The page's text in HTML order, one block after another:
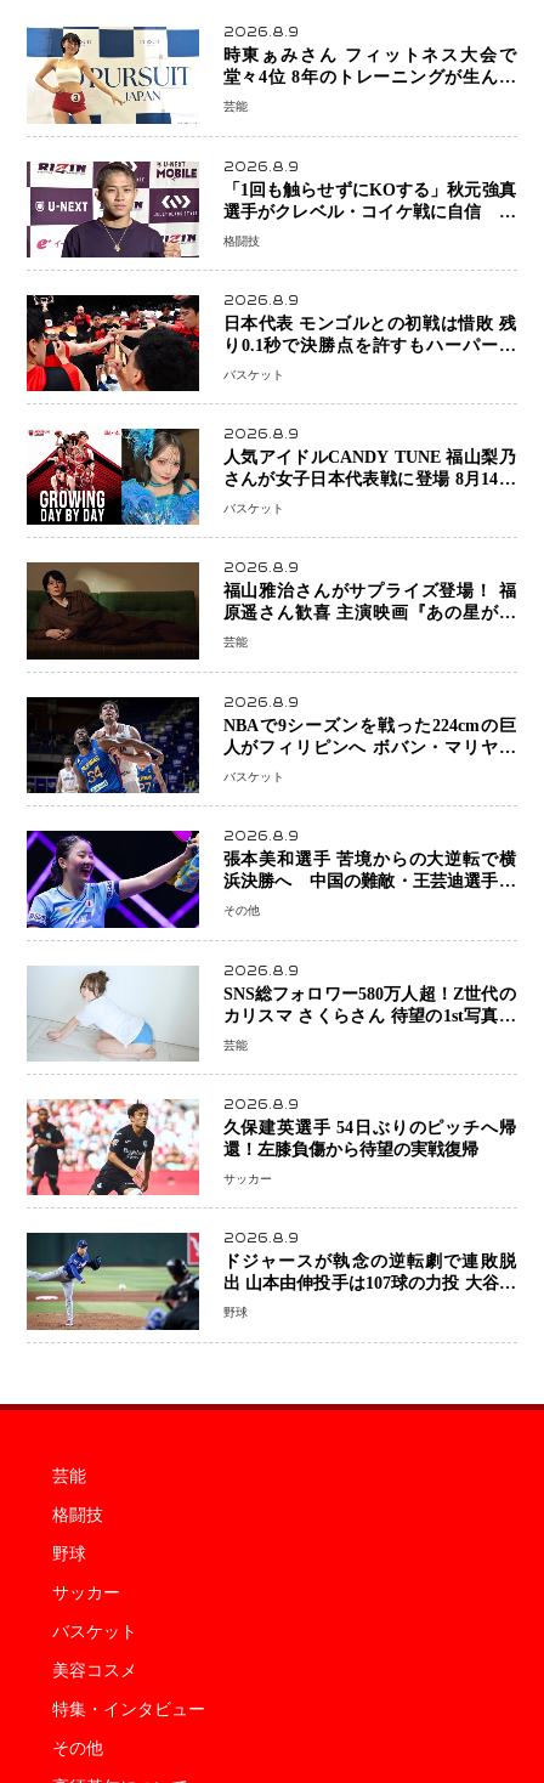
2026.8.9
時東ぁみさん フィットネス大会で
堂々4位 8年のトレーニングが生んだ
健康美「4位になってホッとしていま
芸能
2026.8.9
「1回も触らせずにKOする」秋元強真
選手がクレベル・コイケ戦に自信 青
木真也と2カ月の寝技対策「引き込ま
格闘技
2026.8.9
日本代表 モンゴルとの初戦は惜敗 残
り0.1秒で決勝点を許すもハーパージ
ュニア15得点 カーク18得点と存在感
バスケット
2026.8.9
人気アイドルCANDY TUNE 福山梨乃
さんが女子日本代表戦に登場 8月14日
「三井不動産カップ」でスペシャルゲ
バスケット
2026.8.9
福山雅治さんがサプライズ登場！ 福
原遥さん歓喜 主演映画『あの星が降
る丘で、君とまた出会いたい。』舞台
芸能
2026.8.9
NBAで9シーズンを戦った224cmの巨
人がフィリピンへ ボバン・マリヤノ
ビッチ ジョーンズカップで新たな挑
バスケット
2026.8.9
張本美和選手 苦境からの大逆転で横
浜決勝へ 中国の難敵・王芸迪選手を
撃破「ここからまた行くぞ」兄・智和
その他
2026.8.9
SNS総フォロワー580万人超！Z世代の
カリスマ さくらさん 待望の1st写真集
が11月5日発売決定 沖縄で“今しか残
芸能
2026.8.9
久保建英選手 54日ぶりのピッチへ帰
還！左膝負傷から待望の実戦復帰
サッカー
2026.8.9
ドジャースが執念の逆転劇で連敗脱
出 山本由伸投手は107球の力投 大谷翔
平選手が延長10回に勝利を呼び込む一
野球
芸能
格闘技
野球
サッカー
バスケット
美容コスメ
特集・インタビュー
その他